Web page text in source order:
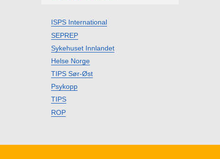
ISPS International
SEPREP
Sykehuset Innlandet
Helse Norge
TIPS Sør-Øst
Psykopp
TIPS
ROP